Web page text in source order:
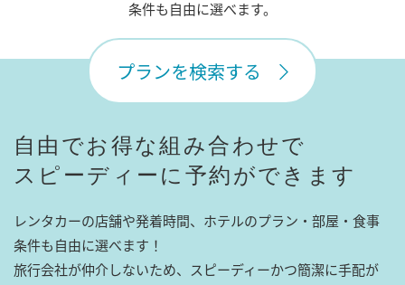
条件も自由に選べます。
プランを検索する
自由でお得な組み合わせで
スピーディーに予約ができます
レンタカーの店舗や発着時間、ホテルのプラン・部屋・食事
条件も自由に選べます！
旅行会社が仲介しないため、スピーディーかつ簡潔に手配が